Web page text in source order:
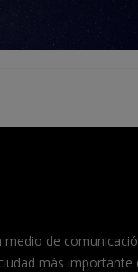
medio de
más importante